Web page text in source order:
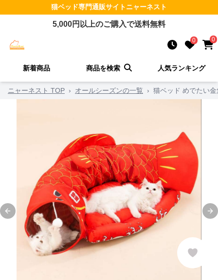
猫ベッド専門通販サイトニャーネスト
5,000円以上のご購入で送料無料
0 0
新着商品 商品を検索 人気ランキング
ニャーネスト TOP › オールシーズンの一覧 › 猫ベッド めでたい
Previous slide